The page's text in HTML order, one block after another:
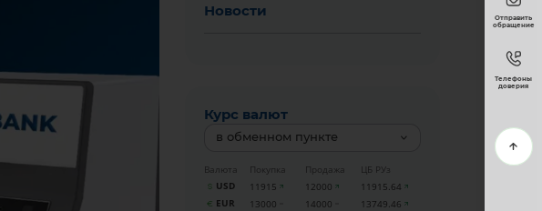
Новости
Курс валют
в обменном пункте
Валюта Покупка Продажа
ЦБ РУз
USD
11915 12000
11915.64
EUR
13000 14000
13749.46
Отправить
обращение
Телефоны
доверия